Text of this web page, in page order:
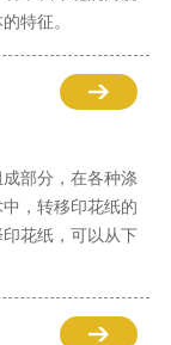
特征。
部分，在各种涤
，转移印花纸的
花纸，可以从下